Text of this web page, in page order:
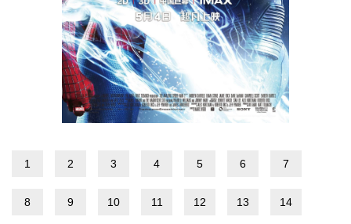
1 2 3 4 5 6 7
8 9 10 11 12 13 14